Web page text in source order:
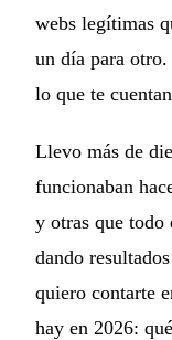
webs legítimas
un día para
lo que te
Llevo más de
funcionaban
y otras que todo
dando
quiero contarte
hay en 2026: